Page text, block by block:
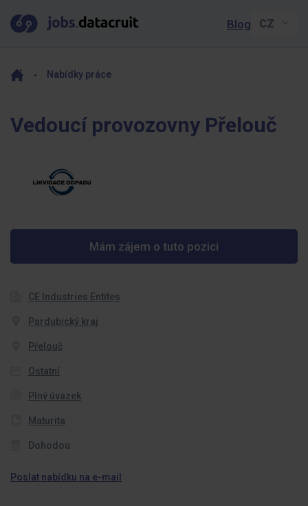
Blog
Nabídky práce
Vedoucí provozovny Přelouč
Mám zájem o tuto pozici
CE Industries Entites
Pardubický kraj
Přelouč
Ostatní
Plný úvazek
Maturita
Dohodou
Poslat nabídku na e-mail